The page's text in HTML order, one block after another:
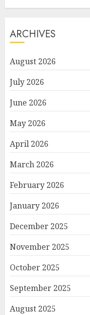
ARCHIVES
August 2026
July 2026
June 2026
May 2026
April 2026
March 2026
February 2026
January 2026
December 2025
November 2025
October 2025
September 2025
August 2025